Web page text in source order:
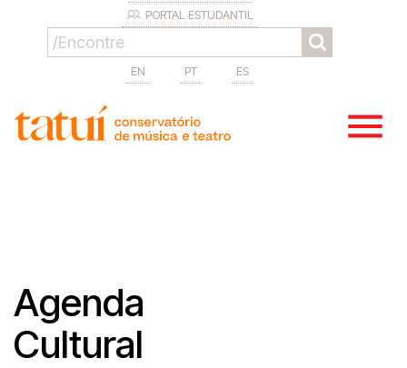
PORTAL ESTUDANTIL
EN PT ES
Agenda
Cultural